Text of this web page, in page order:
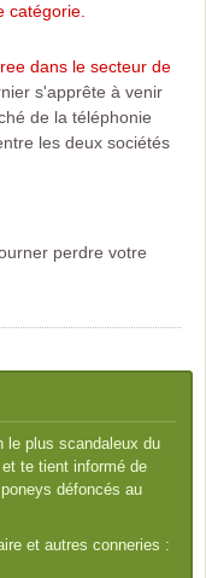
catégorie.
dans le secteur de
s'apprête à venir
de la téléphonie
les deux sociétés
perdre votre
le plus scandaleux du
te tient informé de
défoncés au
et autres conneries :